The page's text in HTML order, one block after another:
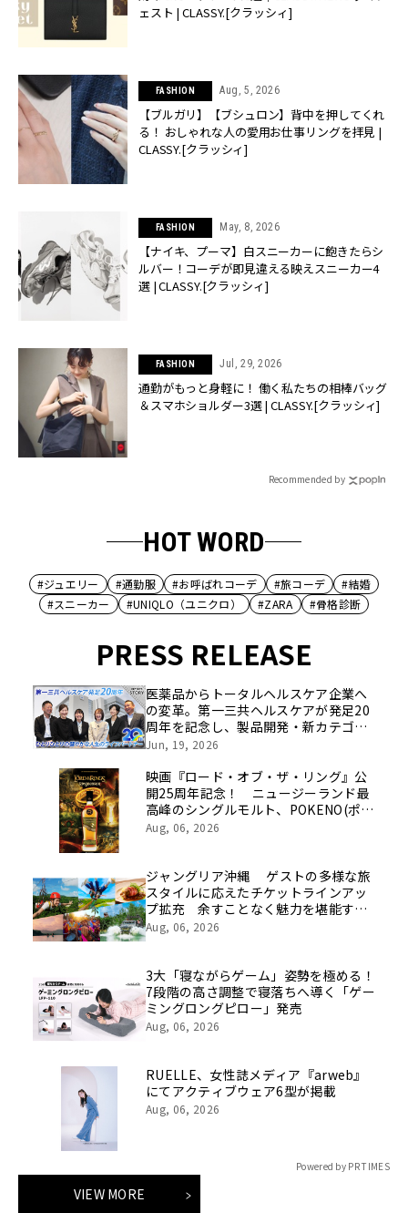
ェスト | CLASSY.[クラッシィ]
FASHION Aug, 5, 2026
【ブルガリ】【ブシュロン】背中を押してくれ
る！ おしゃれな人の愛用お仕事リングを拝見 |
CLASSY.[クラッシィ]
FASHION May, 8, 2026
【ナイキ、プーマ】白スニーカーに飽きたらシ
ルバー！コーデが即見違える映えスニーカー4
選 | CLASSY.[クラッシィ]
FASHION Jul, 29, 2026
通勤がもっと身軽に！ 働く私たちの相棒バッグ
＆スマホショルダー3選 | CLASSY.[クラッシィ]
Recommended by
HOT WORD
#ジュエリー #通勤服 #お呼ばれコーデ #旅コーデ
#結婚
#スニーカー
#UNIQLO（ユニクロ） #ZARA #骨格診断
PRESS RELEASE
医薬品からトータルヘルスケア企業へ
の変革。第一三共ヘルスケアが発足20
周年を記念し、製品開発・新カテゴリ
挑戦の舞台や旧社統合時のエピソード
像を公開！
Jun, 19, 2026
映画『ロード・オブ・ザ・リング』公
開25周年記念！ ニュージーランド最
高峰のシングルモルト、POKENO(ポケ
ノ)より 数量限定ウイスキー「リング
Aug, 06, 2026
ジャングリア沖縄 ゲストの多様な旅
スタイルに応えたチケットラインアッ
プ拡充 余すことなく魅力を堪能する
「ロイヤルチケット」新登場
Aug, 06, 2026
3大「寝ながらゲーム」姿勢を極める！
7段階の高さ調整で寝落ちへ導く「ゲー
ミングロングピロー」発売
Aug, 06, 2026
RUELLE、女性誌メディア『arweb』
にてアクティブウェア6型が掲載
Aug, 06, 2026
Powered by PR TIMES
VIEW MORE